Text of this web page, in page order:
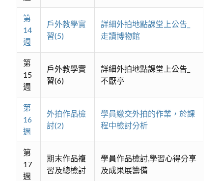
第
14
週
戶外教學實
習(5)
詳細外拍地點課堂上公告_
走讀博物館
第
15
週
戶外教學實
習(6)
詳細外拍地點課堂上公告_
不厭亭
第
16
週
外拍作品檢
討(2)
學員繳交外拍的作業，於課
程中檢討分析
第
17
週
期末作品複
習及總檢討
學員作品檢討,學習心得分享
及成果展籌備